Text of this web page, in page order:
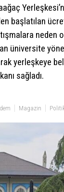
başlatılan
neden
üniversite
yerleşkeye
sağladı.
Magazin